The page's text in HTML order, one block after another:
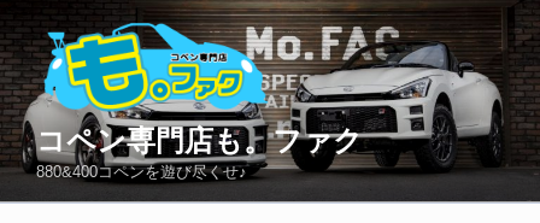
ン
テ
ン
ツ
へ
コペン専門店も。ファク
880&400コペンを遊び尽くせ♪